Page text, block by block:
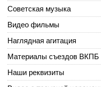
Советская музыка
Видео фильмы
Наглядная агитация
Материалы съездов ВКПБ
Наши реквизиты